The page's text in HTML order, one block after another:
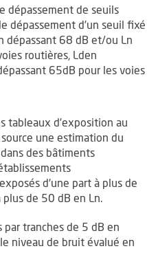
dépassement de seuils
dépassement d’un seuil fixé
dépassant 68 dB et/ou Ln
routières, Lden
65dB pour les voies
tableaux d’exposition au
une estimation du
des bâtiments
d'une part à plus de
de 50 dB en Ln.
tranches de 5 dB en
niveau de bruit évalué en